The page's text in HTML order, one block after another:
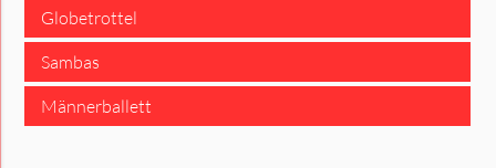
Globetrottel
Sambas
Männerballett